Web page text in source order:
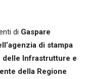
di Gaspare
di stampa
delle Infrastrutture e
della Regione